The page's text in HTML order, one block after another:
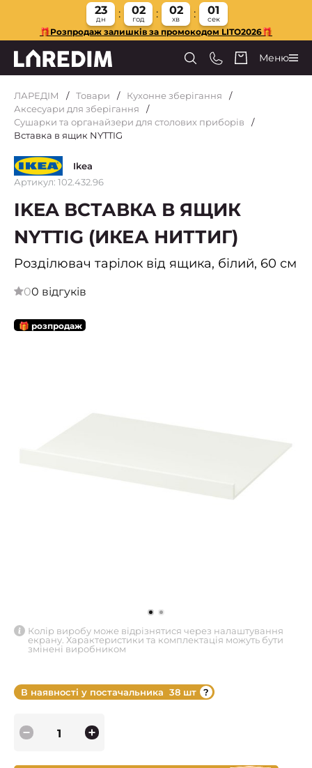
23
дн
02
год
02
хв
00
сек
🎁Розпродаж залишків за промокодом LITO2026🎁
Меню
ЛАРЕДІМ Товари
Кухонне зберігання
Аксесуари для зберігання
Сушарки та органайзери для столових приборів
Вставка в ящик NYTTIG
Ikea
Артикул: 102.432.96
IKEA ВСТАВКА В ЯЩИК
NYTTIG (ИКЕА НИТТИГ)
Розділювач тарілок від ящика, білий, 60 см
00 відгуків
🎁 розпродаж
Колір виробу може відрізнятися через налаштування
екрану. Характеристики та комплектація можуть бути
змінені виробником
В наявності у постачальника 38 шт